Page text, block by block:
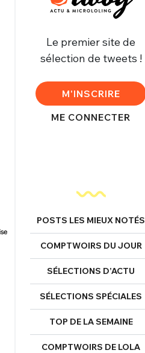
Le premier site de
sélection de tweets !
M'INSCRIRE
ME CONNECTER
POSTS LES MIEUX NOTÉS
COMPTWOIRS DU JOUR
SÉLECTIONS D’ACTU
SÉLECTIONS SPÉCIALES
TOP DE LA SEMAINE
COMPTWOIRS DE LOLA